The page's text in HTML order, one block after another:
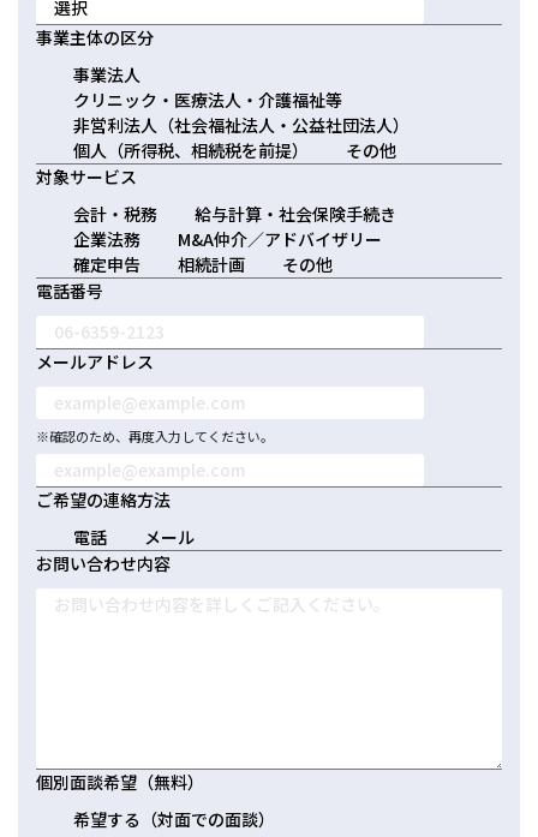
企業情報
企業理念 グループ概要
グループ企業一覧
事業主体の区分
事業法人
クリニック・医療法人・介護福祉等
非営利法人（社会福祉法人・公益社団法人）
個人（所得税、相続税を前提）
その他
対象サービス
会計・税務
給与計算・社会保険手続き
企業法務
M&A仲介／アドバイザリー
確定申告
相続計画
その他
電話番号
メールアドレス
※確認のため、再度入力してください。
ご希望の連絡方法
電話
メール
お問い合わせ内容
個別面談希望（無料）
希望する（対面での面談）